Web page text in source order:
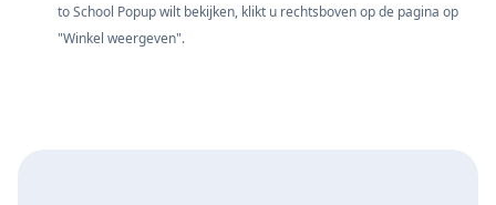
to School Popup wilt bekijken, klikt u rechtsboven op de pagina op
"Winkel weergeven".